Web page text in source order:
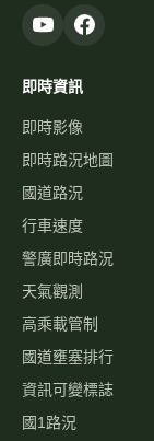
即時資訊
即時影像
即時路況地圖
國道路況
行車速度
警廣即時路況
天氣觀測
高乘載管制
國道壅塞排行
資訊可變標誌
國1路況